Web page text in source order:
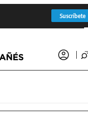
Suscríbete